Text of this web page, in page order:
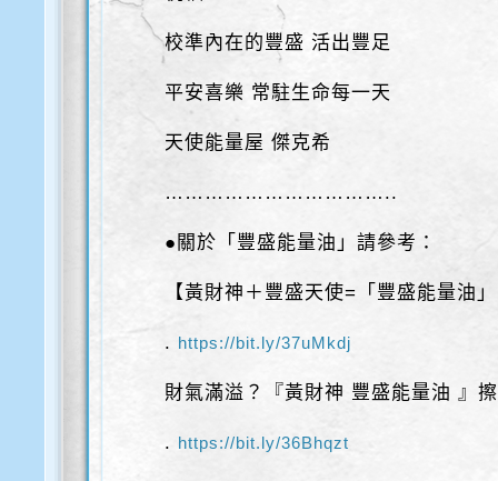
校準內在的豐盛 活出豐足
平安喜樂 常駐生命每一天
天使能量屋 傑克希
……………………………..
●關於「豐盛能量油」請參考：
【黃財神＋豐盛天使=「豐盛能量油
. https://bit.ly/37uMkdj
財氣滿溢？『黃財神 豐盛能量油 』
. https://bit.ly/36Bhqzt